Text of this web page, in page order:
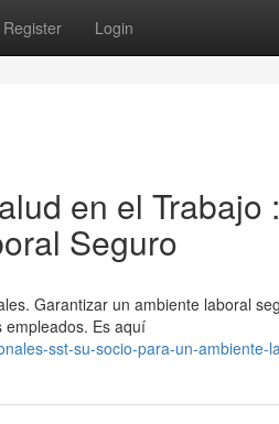
Register Login
en el Trabajo
Seguro
Garantizar un ambiente laboral
empleados. Es aquí
sst-su-socio-para-un-ambiente-